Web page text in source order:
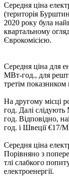
Середня ціна
(територія
2020 року була
квартальному
Єврокомісією.
Середня ціна для
МВт-год., для
третім показником
На другому місці
год. Далі
год. Відповідно,
год. і Швеції €17/
Середня ціна
Порівняно з
тлі слабкого
електроенергії.